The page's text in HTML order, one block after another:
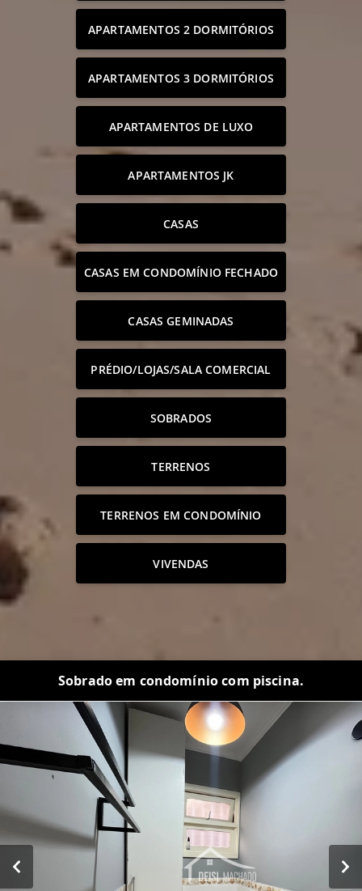
APARTAMENTOS 2 DORMITÓRIOS
APARTAMENTOS 3 DORMITÓRIOS
APARTAMENTOS DE LUXO
APARTAMENTOS JK
CASAS
CASAS EM CONDOMÍNIO FECHADO
CASAS GEMINADAS
PRÉDIO/LOJAS/SALA COMERCIAL
SOBRADOS
TERRENOS
TERRENOS EM CONDOMÍNIO
VIVENDAS
Sobrado em condomínio com piscina.